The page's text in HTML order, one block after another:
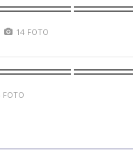
14 FOTO
FOTO